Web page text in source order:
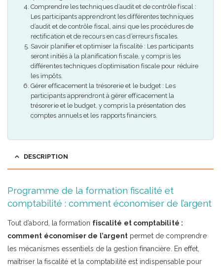
Comprendre les techniques d’audit et de contrôle fiscal :
Les participants apprendront les différentes techniques
d’audit et de contrôle fiscal, ainsi que les procédures de
rectification et de recours en cas d’erreurs fiscales.
Savoir planifier et optimiser la fiscalité : Les participants
seront initiés à la planification fiscale, y compris les
différentes techniques d’optimisation fiscale pour réduire
les impôts.
Gérer efficacement la trésorerie et le budget : Les
participants apprendront à gérer efficacement la
trésorerie et le budget, y compris la présentation des
comptes annuels et les rapports financiers.
DESCRIPTION
Programme de la formation fiscalité et
comptabilité : comment économiser de l’argent
Tout d’abord, la formation fiscalité et comptabilité :
comment économiser de l’argent permet de comprendre
les mécanismes essentiels de la gestion financière. En effet,
maîtriser la fiscalité et la comptabilité est indispensable pour